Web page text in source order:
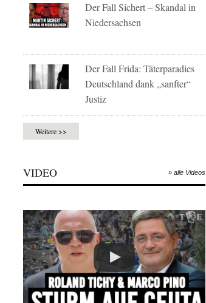
Der Fall Sichert – Skandal in
Niedersachsen
Der Fall Frida: Täterparadies
Deutschland dank „sanfter“
Justiz
Weitere >>
VIDEO » alle Videos